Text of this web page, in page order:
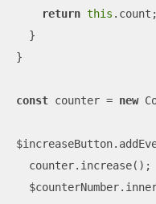
return this .count;
  }
}
const counter = new
  counter.increase();